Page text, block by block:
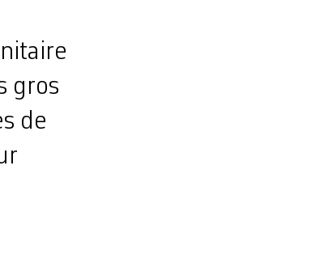
gros
de